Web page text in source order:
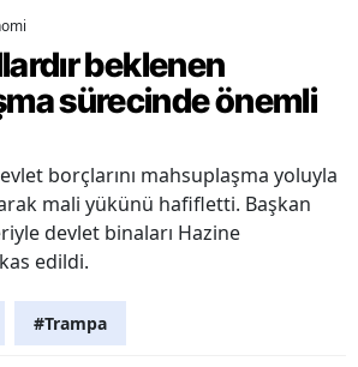
beklenen
sürecinde önemli
borçlarını mahsuplaşma yoluyla
mali yükünü hafifletti. Başkan
devlet binaları Hazine
edildi.
#Trampa